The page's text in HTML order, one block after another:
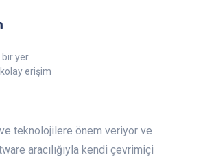
yer
erişim
teknolojilere önem veriyor ve
aracılığıyla kendi çevrimiçi